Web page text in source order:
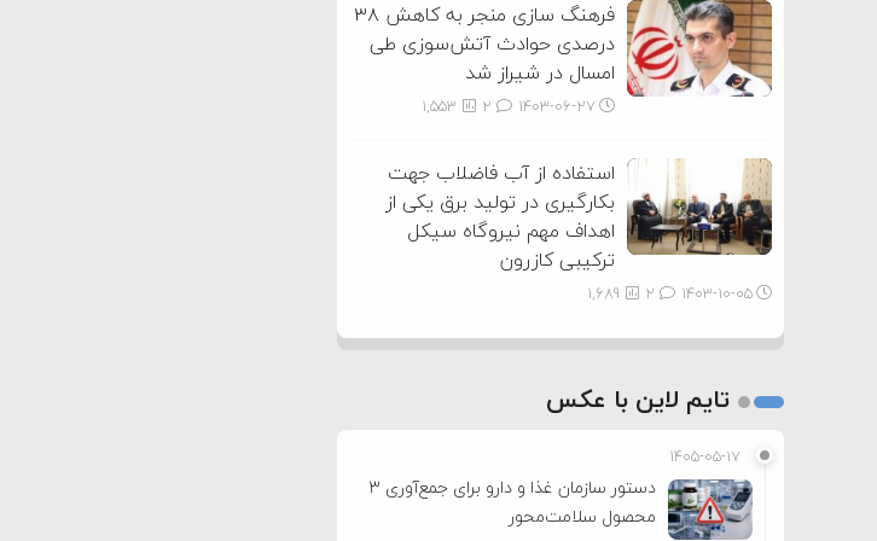
فرهنگ سازی منجر به کاهش ۳۸
درصدی حوادث آتش‌سوزی طی
امسال در شیراز شد
۱۴۰۳-۰۶-۲۷ 1,553
استفاده از آب فاضلاب جهت
بکارگیری در تولید برق یکی از
اهداف مهم نیروگاه سیکل
ترکیبی کازرون
۱۴۰۳-۱۰-۰۵ 1,689
تایم لاین با عکس
۱۴۰۵-۰۵-۱۷
دستور سازمان غذا و دارو برای جمع‌آوری ۳
محصول سلامت‌محور